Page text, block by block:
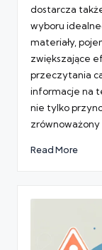
dostarcza
wyboru
materiały,
zwiększające
przeczytania
informacje na
nie tylko
zrównoważony
Read More